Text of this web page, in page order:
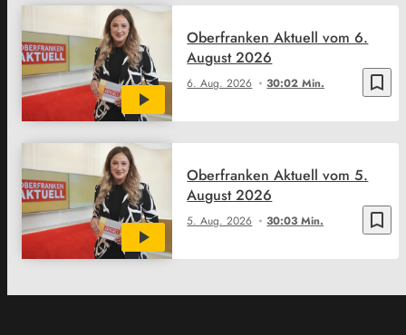
bookmark_border
6. Aug. 2026 30:02 Min.
Oberfranken Aktuell vom 6.
August 2026
bookmark_border
5. Aug. 2026 30:03 Min.
Oberfranken Aktuell vom 5.
August 2026